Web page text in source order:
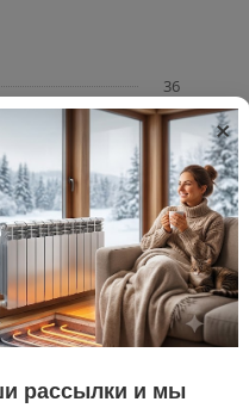
36
белый
Китай
Neoclima
Neoclima
шт
70
30
Есть
8800
×
рассылки и мы